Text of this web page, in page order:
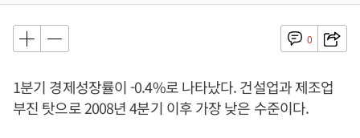
0
1분기 경제성장률이 -0.4%로 나타났다. 건설업과 제조업
부진 탓으로 2008년 4분기 이후 가장 낮은 수준이다.